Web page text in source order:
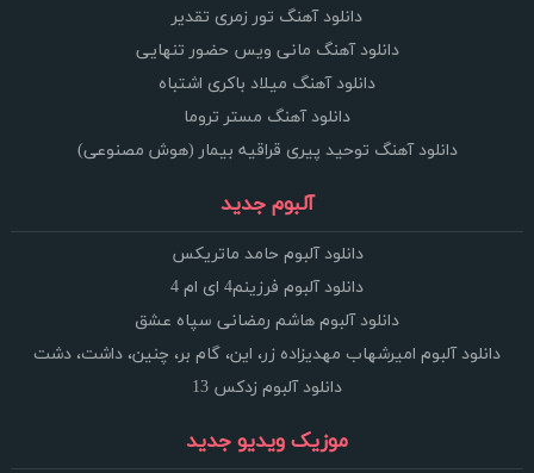
دانلود آهنگ تور زمری تقدیر
دانلود آهنگ مانی ویس حضور تنهایی
دانلود آهنگ میلاد باکری اشتباه
دانلود آهنگ مستر تروما
دانلود آهنگ توحید پیری قراقیه بیمار (هوش مصنوعی)
آلبوم جدید
دانلود آلبوم حامد ماتریکس
دانلود آلبوم فرزینم4 ای ام 4
دانلود آلبوم هاشم رمضانی سپاه عشق
دانلود آلبوم امیرشهاب مهدیزاده زر، این، گام بر، چنین، داشت، دشت
دانلود آلبوم زدکس 13
موزیک ویدیو جدید